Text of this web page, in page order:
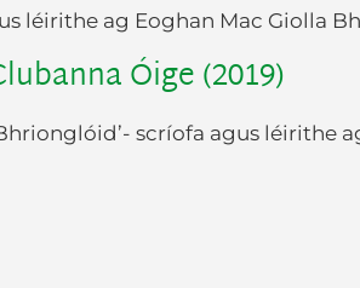
léirithe ag Eoghan Mac Giolla
Óige (2019)
scríofa agus léirithe